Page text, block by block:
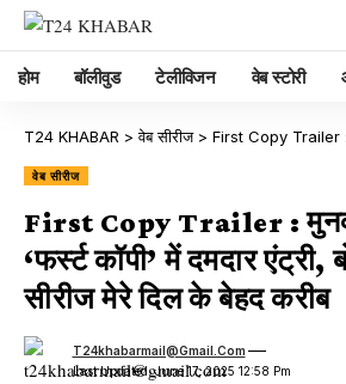
होम बॉलीवुड टेलीविजन वेब स्टोरी
T24 KHABAR >वेब सीरीज> First Copy Trailer : मुनव्वर फारूकी की ‘फर्स्ट
वेब सीरीज
First Copy Trailer :
‘फर्स्ट कॉपी’ में दमदार एंट्री,
सीरीज मेरे दिल के बेहद करीब
Last Updated: June 17, 2025 12:58 Pm
T24khabarmail@gmail.com